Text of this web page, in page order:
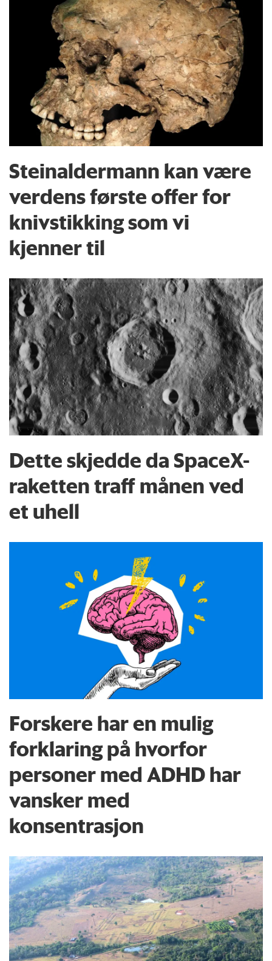
Steinaldermann kan være
verdens første offer for
knivstikking som vi
kjenner til
Dette skjedde da SpaceX-
raketten traff månen ved
et uhell
Forskere har en mulig
forklaring på hvorfor
personer med ADHD har
vansker med
konsentrasjon